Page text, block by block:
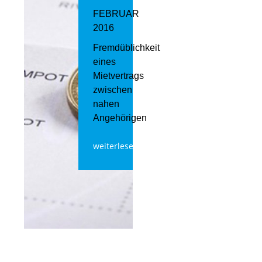
FEBRUAR
2016
Fremdüblichkeit
eines
Mietvertrags
zwischen
nahen
Angehörigen
weiterlesen